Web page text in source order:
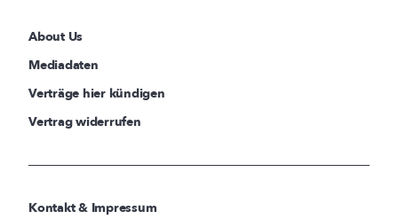
About Us
Mediadaten
Verträge hier kündigen
Vertrag widerrufen
Kontakt & Impressum